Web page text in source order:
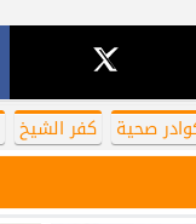
صحية كفر الشيخ